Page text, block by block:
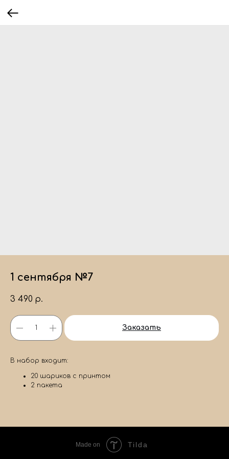
1 сентября №7
3 490 р.
Заказать
В набор входит:
20 шариков с принтом
2 пакета
Made on Tilda